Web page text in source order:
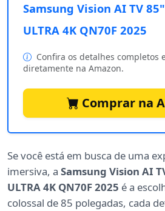
Samsung Vision AI TV 85"
ULTRA 4K QN70F 2025
Confira os detalhes completos
diretamente na Amazon.
Comprar na
Se você está em busca de uma
imersiva, a Samsung Vision AI
ULTRA 4K QN70F 2025 é a
colossal de 85 polegadas, cada